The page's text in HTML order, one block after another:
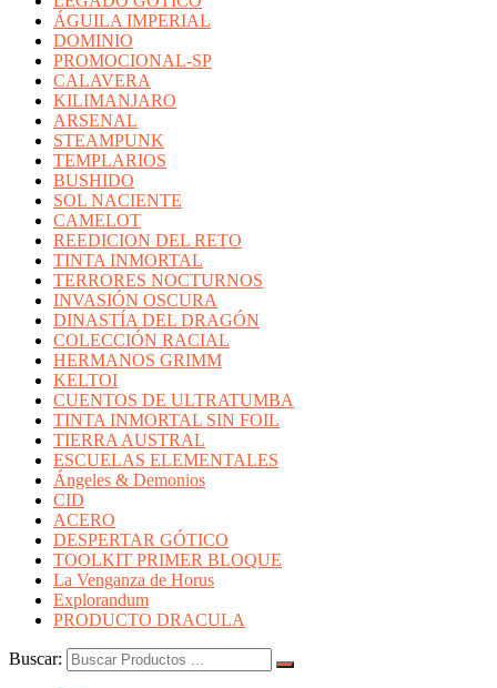
ÁGUILA IMPERIAL
DOMINIO
PROMOCIONAL-SP
CALAVERA
KILIMANJARO
ARSENAL
STEAMPUNK
TEMPLARIOS
BUSHIDO
SOL NACIENTE
CAMELOT
REEDICION DEL RETO
TINTA INMORTAL
TERRORES NOCTURNOS
INVASIÓN OSCURA
DINASTÍA DEL DRAGÓN
COLECCIÓN RACIAL
HERMANOS GRIMM
KELTOI
CUENTOS DE ULTRATUMBA
TINTA INMORTAL SIN FOIL
TIERRA AUSTRAL
ESCUELAS ELEMENTALES
Ángeles & Demonios
CID
ACERO
DESPERTAR GÓTICO
TOOLKIT PRIMER BLOQUE
La Venganza de Horus
Explorandum
PRODUCTO DRACULA
Buscar: